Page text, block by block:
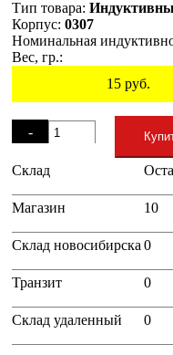
Тип товара:
Корпус: 0307
Номинальная
Вес, гр.:
15руб.
-
+
Склад
Магазин 10
Склад новосибирска 0
Транзит 0
Склад удаленный 0